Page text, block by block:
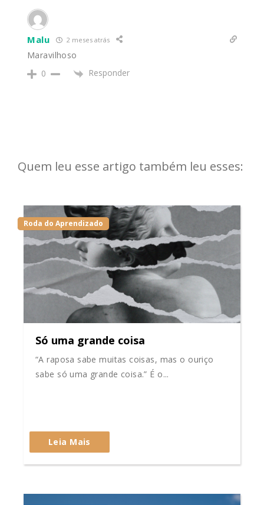
Malu 2 meses atrás
Maravilhoso
0
Responder
Quem leu esse artigo também leu esses:
Roda do Aprendizado
Só uma grande coisa
“A raposa sabe muitas coisas, mas o ouriço
sabe só uma grande coisa.” É o...
Leia Mais